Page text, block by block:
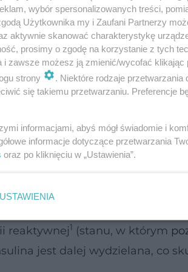
migrenę. Badania
bez jedzenia.
zmianami poziomów serotoniny
Warto spożywać je
w badaniach
związanego ze
reaktywnej1 (stanu, w którym
jest dalej wydzielana, co
wybór spersonalizowanych treści,
Użytkownika my i Zaufani Partnerzy
aktywnie skanować charakterystykę
prosimy o zgodę na korzystanie z tych
i zawsze możesz ją zmienić/wycofać
strony
. Niektóre rodzaje
się takiemu przetwarzaniu. Preferencje
informacjami, abyś mógł świadomie i
informacje dotyczące przetwarzania
oraz po kliknięciu w „Ustawienia”.
USTAWIENIA